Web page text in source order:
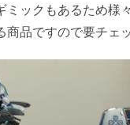
ミックもあるため様
商品ですので要チェ